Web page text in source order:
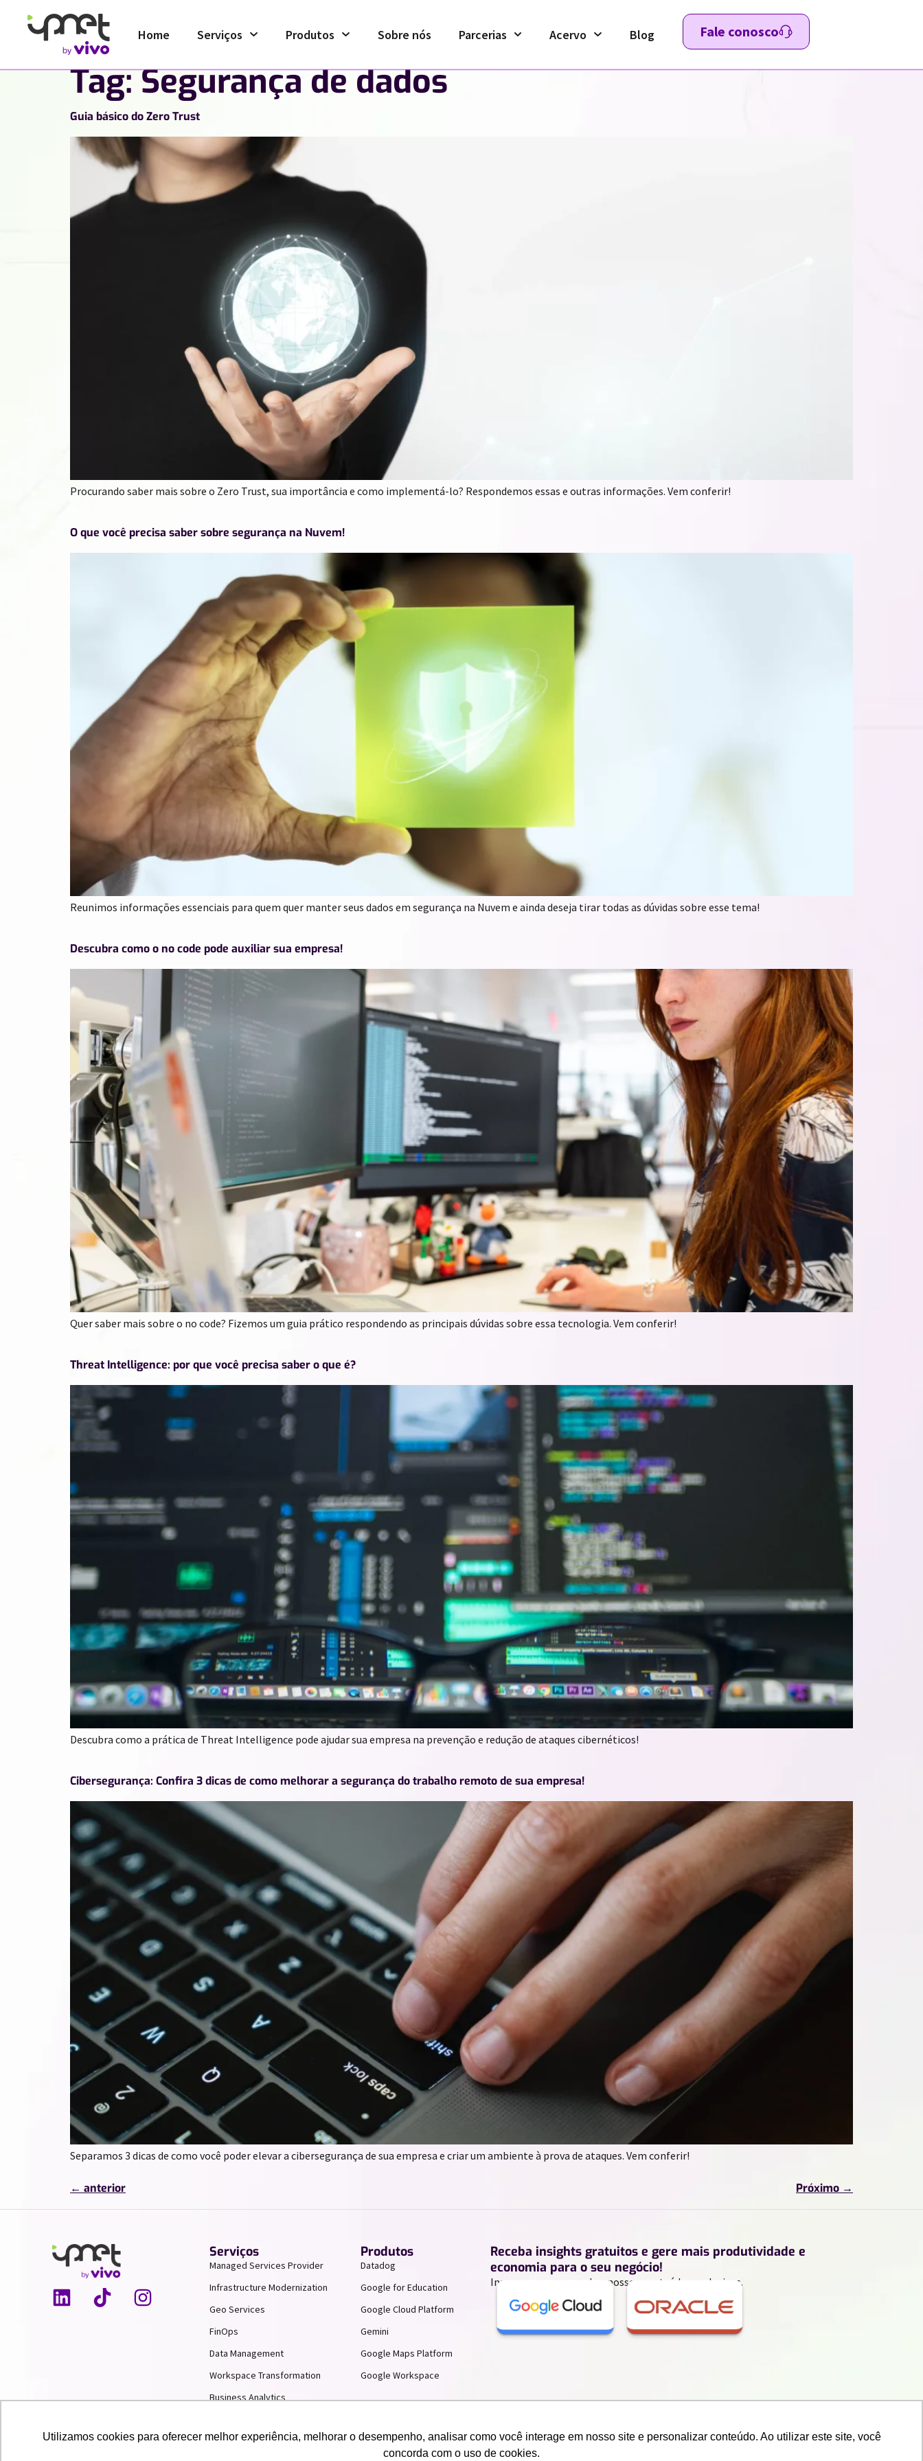
Utilizamos cookies para oferecer melhor experiência, melhorar o desempenho, analisar como você interage em nosso site e personalizar conteúdo. Ao utilizar este site, você
concorda com o uso de cookies.
Home Serviços Produtos Sobre nós Parcerias Acervo Blog Fale conosco
Tag:Segurança de dados
Guia básico do Zero Trust
Procurando saber mais sobre o Zero Trust, sua importância e como implementá-lo? Respondemos essas e outras informações. Vem conferir!
O que você precisa saber sobre segurança na Nuvem!
Reunimos informações essenciais para quem quer manter seus dados em segurança na Nuvem e ainda deseja tirar todas as dúvidas sobre esse tema!
Descubra como o no code pode auxiliar sua empresa!
Quer saber mais sobre o no code? Fizemos um guia prático respondendo as principais dúvidas sobre essa tecnologia. Vem conferir!
Threat Intelligence: por que você precisa saber o que é?
Descubra como a prática de Threat Intelligence pode ajudar sua empresa na prevenção e redução de ataques cibernéticos!
Cibersegurança: Confira 3 dicas de como melhorar a segurança do trabalho remoto de sua empresa!
Separamos 3 dicas de como você poder elevar a cibersegurança de sua empresa e criar um ambiente à prova de ataques. Vem conferir!
← anterior Próximo →
Serviços
Managed Services Provider
Infrastructure Modernization
Geo Services
FinOps
Data Management
Workspace Transformation
Business Analytics
Produtos
Datadog
Google for Education
Google Cloud Platform
Gemini
Google Maps Platform
Google Workspace
Receba insights gratuitos e gere mais produtividade e
economia para o seu negócio!
Inscreva-se para receber nossos conteúdos exclusivos.